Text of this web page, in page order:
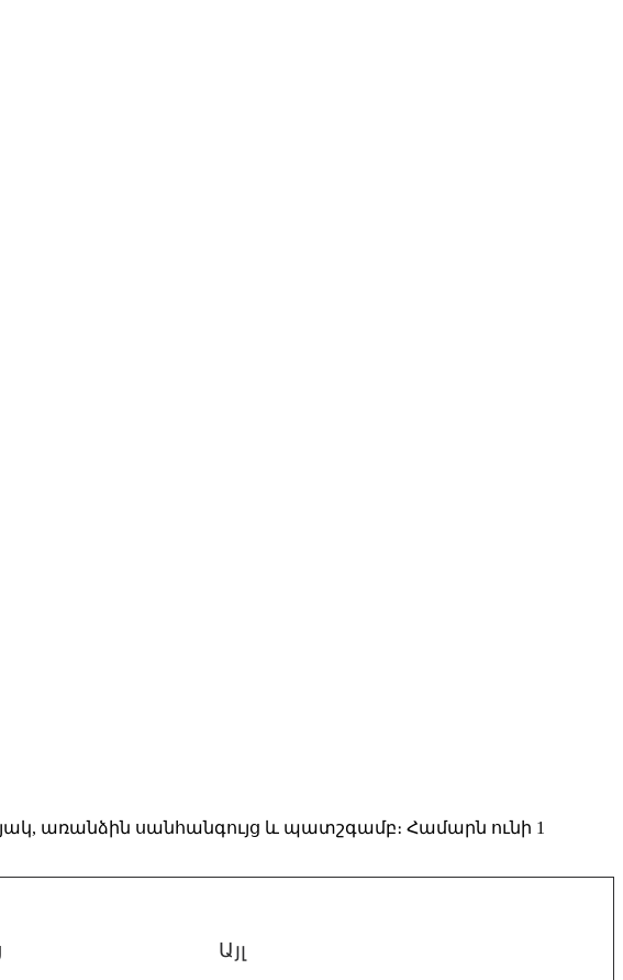
առանձին սանհանգույց և պատշգամբ։ Համարն ունի 1
Այլ